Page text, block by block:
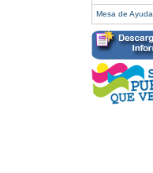
Mesa de Ayuda